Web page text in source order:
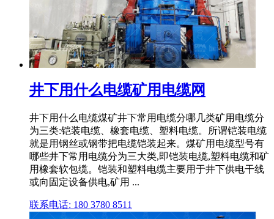
井下用什么电缆矿用电缆网
井下用什么电缆煤矿井下常用电缆分哪几类矿用电缆分
为三类:铠装电缆、橡套电缆、塑料电缆。所谓铠装电缆
就是用钢丝或钢带把电缆铠装起来。煤矿用电缆型号有
哪些井下常用电缆分为三大类,即铠装电缆,塑料电缆和矿
用橡套软包缆。铠装和塑料电缆主要用于井下供电干线
或向固定设备供电,矿用 ...
联系电话: 180 3780 8511